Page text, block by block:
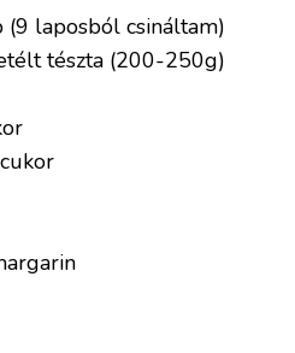
(9 laposból csináltam)
tészta (200-250g)